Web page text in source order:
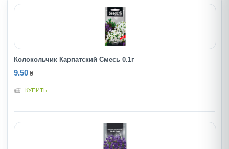
Колокольчик Карпатский Смесь 0.1г
9.50 ₴
КУПИТЬ